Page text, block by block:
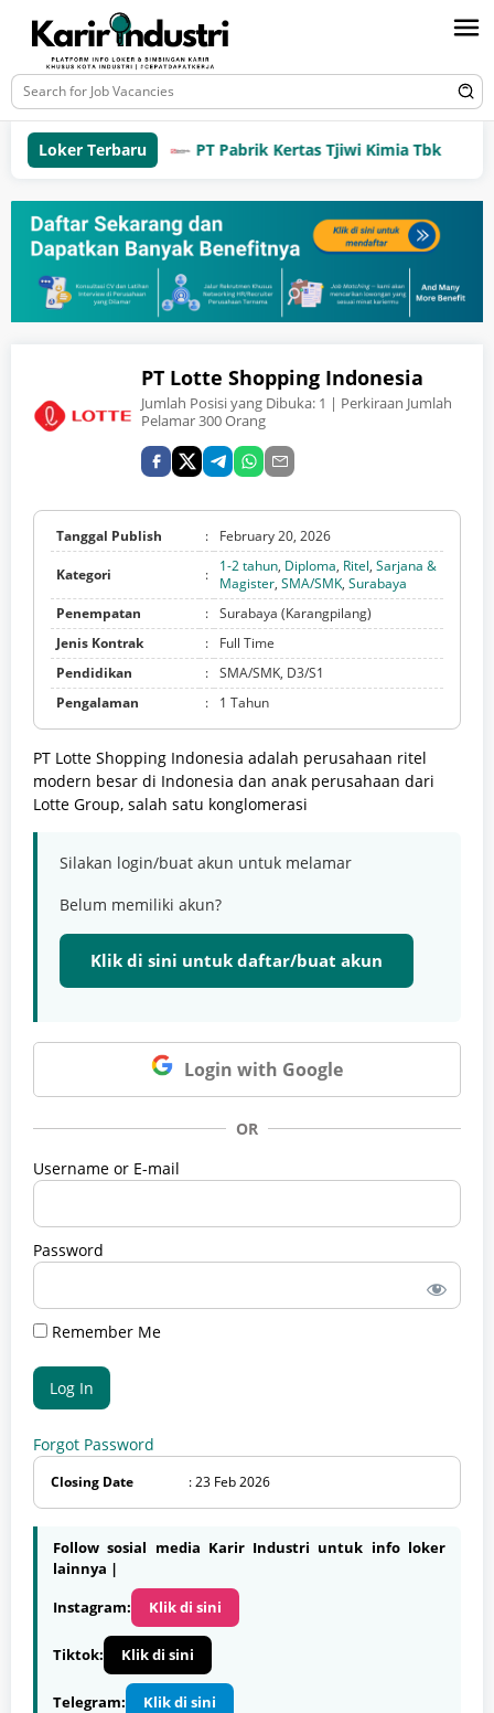
Loker Terbaru PT Pabrik Kertas Tjiwi Kimia Tbk
PT Lotte Shopping Indonesia
Jumlah Posisi yang Dibuka: 1 | Perkiraan Jumlah
Pelamar 300 Orang
Tanggal Publish : February 20, 2026
Kategori : 1-2 tahun, Diploma, Ritel, Sarjana &
Magister, SMA/SMK, Surabaya
Penempatan
: Surabaya (Karangpilang)
Jenis Kontrak
:
Full Time
Pendidikan
: SMA/SMK, D3/S1
Pengalaman
: 1 Tahun
PT Lotte Shopping Indonesia adalah perusahaan ritel
modern besar di Indonesia dan anak perusahaan dari
Lotte Group, salah satu konglomerasi
Silakan login/buat akun untuk melamar
Belum memiliki akun?
Klik di sini untuk daftar/buat akun
Login with Google
OR
Username or E-mail
Password
Remember Me
Forgot Password
Closing Date : 23 Feb 2026
Follow sosial media Karir Industri untuk info loker
lainnya |
Instagram:
Klik di sini
Tiktok: Klik di sini
Telegram: Klik di sini